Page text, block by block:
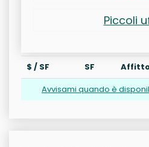
Piccoli
$ / SF SF
Avvisami quando è